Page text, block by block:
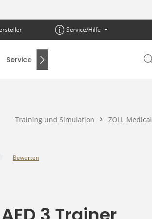
Service/Hilfe
Service SALE %
Training und Simulation ZOLL Medical
Bewerten